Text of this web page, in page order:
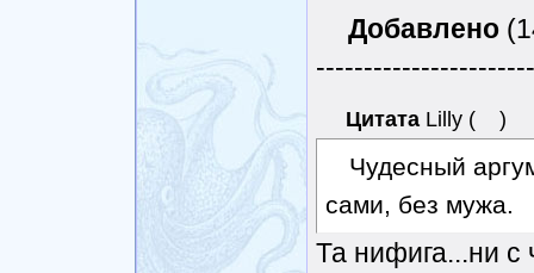
Добавлено
Цитата Lilly ( )
Чудесный
сами, без мужа.
Та нифига...ни с